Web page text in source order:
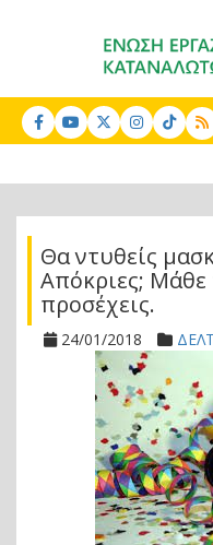
Θα ντυθείς
Απόκριες; Μάθε
προσέχεις.
24/01/2018